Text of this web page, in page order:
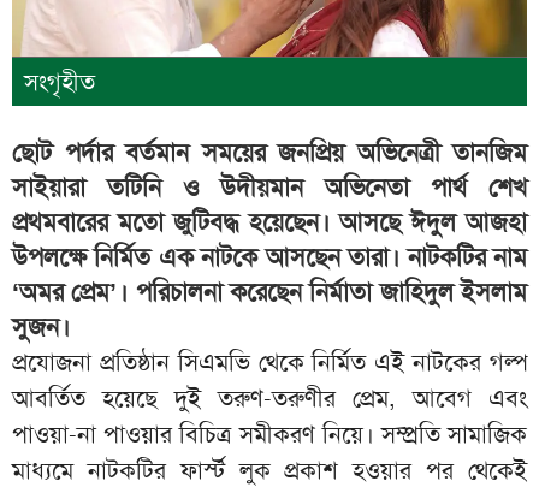
সংগৃহীত
ছোট পর্দার বর্তমান সময়ের জনপ্রিয় অভিনেত্রী তানজিম
সাইয়ারা তটিনি ও উদীয়মান অভিনেতা পার্থ শেখ
প্রথমবারের মতো জুটিবদ্ধ হয়েছেন। আসছে ঈদুল আজহা
উপলক্ষে নির্মিত এক নাটকে আসছেন তারা। নাটকটির নাম
‘অমর প্রেম’। পরিচালনা করেছেন নির্মাতা জাহিদুল ইসলাম
সুজন।
প্রযোজনা প্রতিষ্ঠান সিএমভি থেকে নির্মিত এই নাটকের গল্প
আবর্তিত হয়েছে দুই তরুণ-তরুণীর প্রেম, আবেগ এবং
পাওয়া-না পাওয়ার বিচিত্র সমীকরণ নিয়ে। সম্প্রতি সামাজিক
মাধ্যমে নাটকটির ফার্স্ট লুক প্রকাশ হওয়ার পর থেকেই